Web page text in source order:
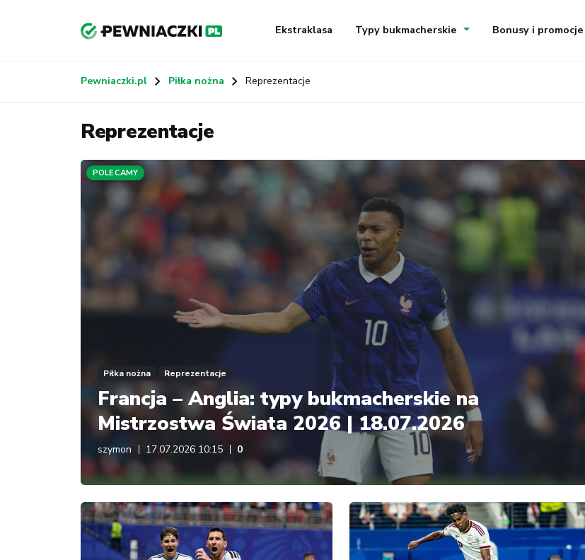
Ekstraklasa Typy bukmacherskie Bonusy i promocje
Pewniaczki.pl Piłka nożna Reprezentacje
Reprezentacje
POLECAMY
Piłka nożna Reprezentacje
Francja – Anglia: typy bukmacherskie na
Mistrzostwa Świata 2026 | 18.07.2026
szymon 17.07.2026 10:15 0